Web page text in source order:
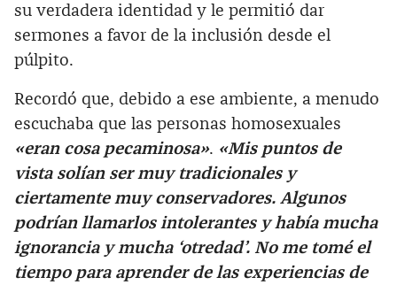
su verdadera identidad y le permitió dar
sermones a favor de la inclusión desde el
púlpito.
Recordó que, debido a ese ambiente, a menudo
escuchaba que las personas homosexuales
«eran cosa pecaminosa». «Mis puntos de
vista solían ser muy tradicionales y
ciertamente muy conservadores. Algunos
podrían llamarlos intolerantes y había mucha
ignorancia y mucha ‘otredad’. No me tomé el
tiempo para aprender de las experiencias de